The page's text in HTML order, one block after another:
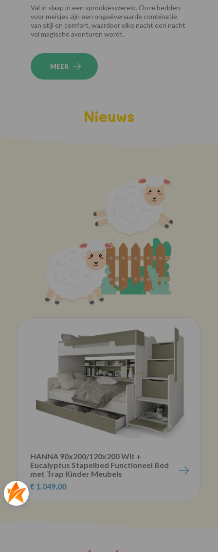
Val in slaap in een sprookjeswereld. Onze bedden
voor meisjes zijn een ongeëvenaarde combinatie
van stijl en comfort, waardoor elke nacht een nacht
vol magische avonturen wordt.
MEER
Nieuws
HANNA 90x200/120x200 Wit +
Eucalyptus Stapelbed Functioneel Bed
met Trap Kinder Meubels
€ 1.049,00